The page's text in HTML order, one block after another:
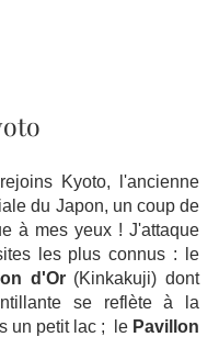
Kyoto, l'ancienne
du Japon, un coup de
à mes yeux ! J'attaque
les plus connus : le
d'Or (Kinkakuji) dont
se reflète à la
un petit lac ;  le Pavillon